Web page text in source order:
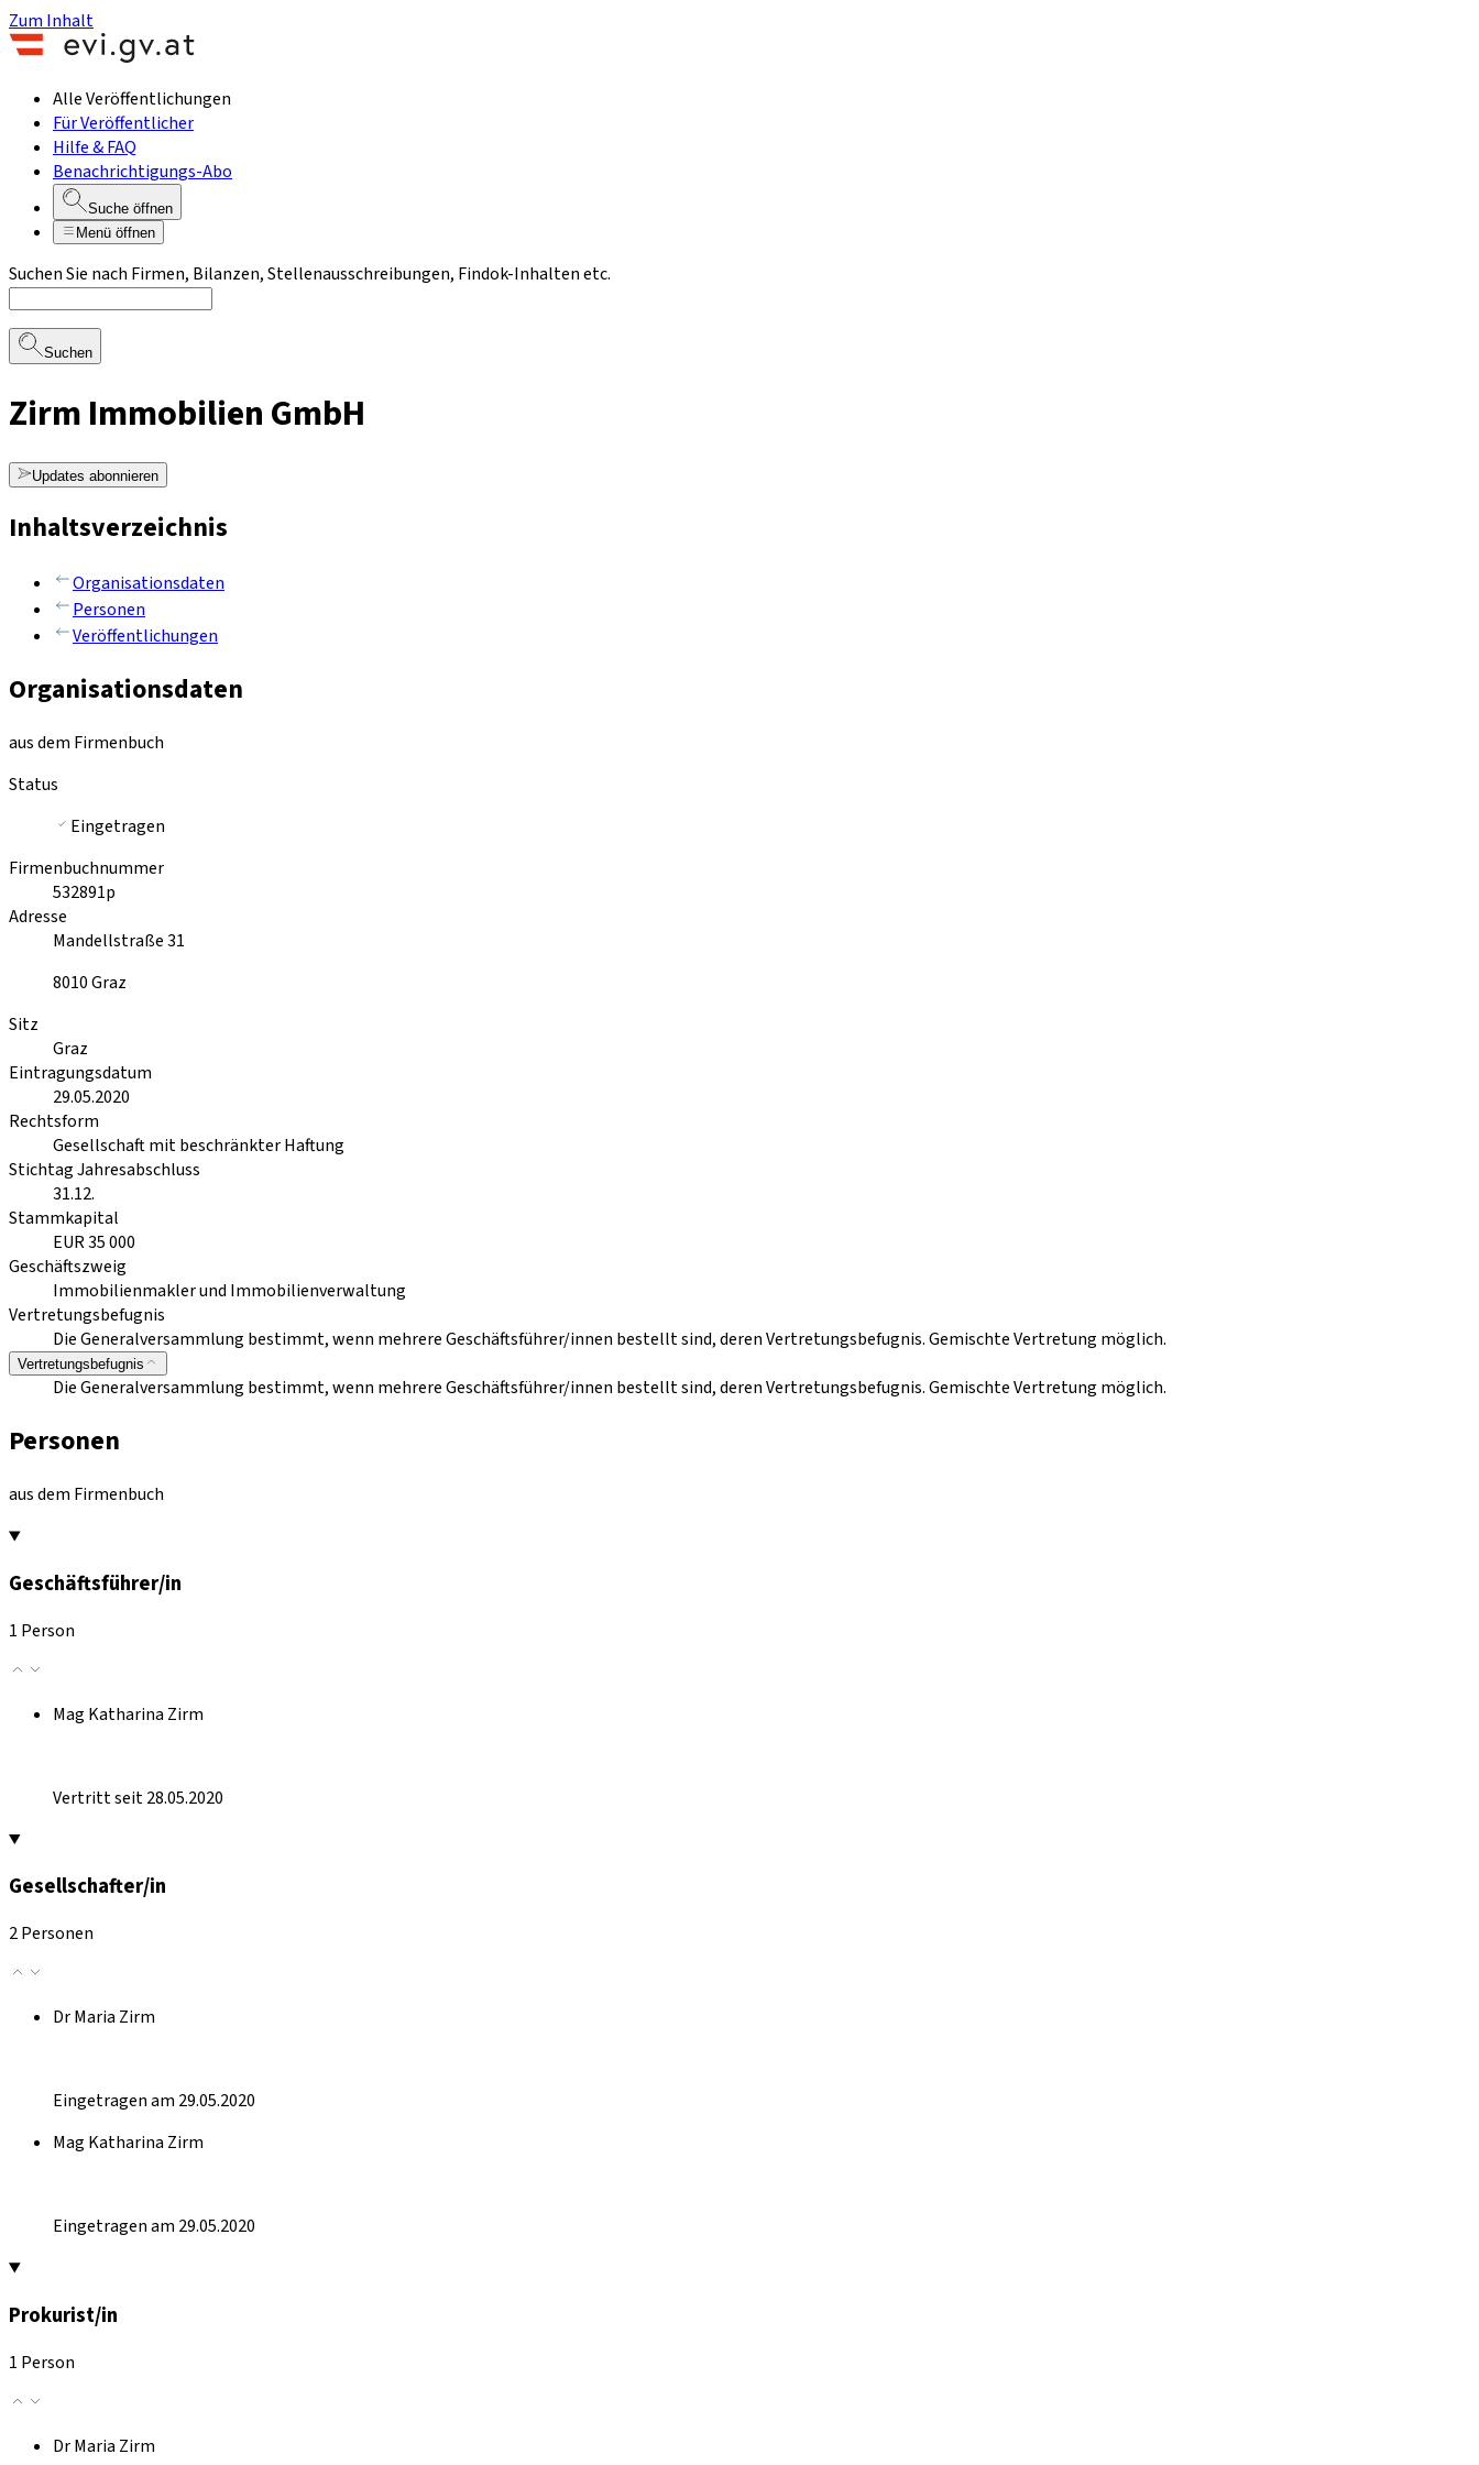
Zum Inhalt
Alle Veröffentlichungen
Für Veröffentlicher
Hilfe & FAQ
Benachrichtigungs-Abo
Suche öffnen
Menü öffnen
Suchen Sie nach Firmen, Bilanzen, Stellenausschreibungen, Findok-Inhalten etc.
Suchen
Zirm Immobilien GmbH
Updates abonnieren
Inhaltsverzeichnis
Organisationsdaten
Personen
Veröffentlichungen
Organisationsdaten
aus dem Firmenbuch
Status
Eingetragen
Firmenbuchnummer
532891p
Adresse
Mandellstraße 31
8010Graz
Sitz
Graz
Eintragungsdatum
29.05.2020
Rechtsform
Gesellschaft mit beschränkter Haftung
Stichtag Jahresabschluss
31.12.
Stammkapital
EUR 35 000
Geschäftszweig
Immobilienmakler und Immobilienverwaltung
Vertretungsbefugnis
Die Generalversammlung bestimmt, wenn mehrere Geschäftsführer/innen bestellt sind, deren Vertretungsbefugnis. Gemischte Vertretung möglich.
Vertretungsbefugnis
Die Generalversammlung bestimmt, wenn mehrere Geschäftsführer/innen bestellt sind, deren Vertretungsbefugnis. Gemischte Vertretung möglich.
Personen
aus dem Firmenbuch
Geschäftsführer/in
1 Person
Mag Katharina Zirm
Vertritt seit 28.05.2020
Gesellschafter/in
2 Personen
Dr Maria Zirm
Eingetragen am 29.05.2020
Mag Katharina Zirm
Eingetragen am 29.05.2020
Prokurist/in
1 Person
Dr Maria Zirm